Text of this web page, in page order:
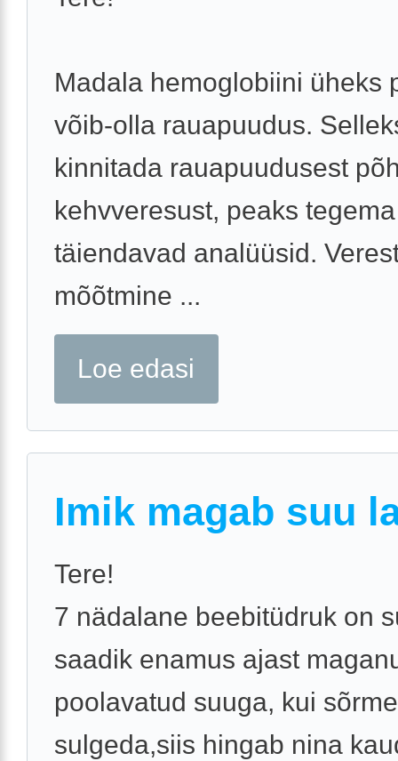
Madala hemoglobiini üheks
võib-olla rauapuudus.
kinnitada rauapuudusest
kehvveresust, peaks
täiendavad analüüsid.
mõõtmine ...
Loe edasi
Imik magab suu
Tere!
7 nädalane beebitüdruk on
saadik enamus ajast
poolavatud suuga, kui
sulgeda,siis hingab nina